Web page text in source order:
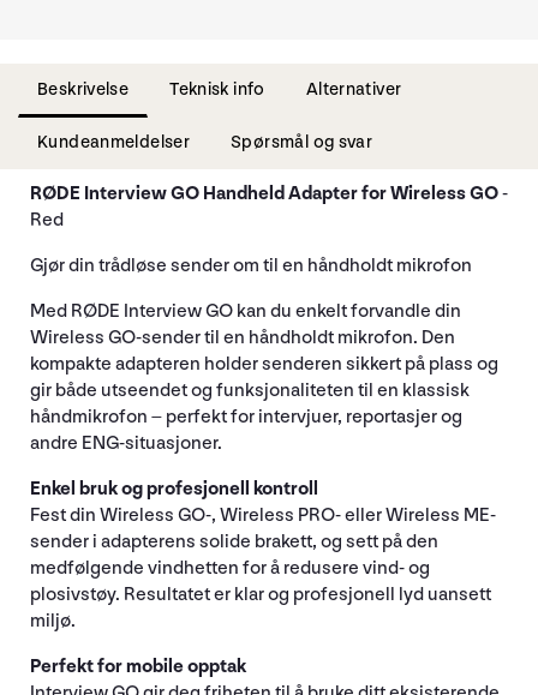
Beskrivelse Teknisk info Alternativer
Kundeanmeldelser Spørsmål og svar
RØDE Interview GO Handheld Adapter for Wireless GO-
Red
Gjør din trådløse sender om til en håndholdt mikrofon
Med RØDE Interview GO kan du enkelt forvandle din
Wireless GO-sender til en håndholdt mikrofon. Den
kompakte adapteren holder senderen sikkert på plass og
gir både utseendet og funksjonaliteten til en klassisk
håndmikrofon – perfekt for intervjuer, reportasjer og
andre ENG-situasjoner.
Enkel bruk og profesjonell kontroll
Fest din Wireless GO-, Wireless PRO- eller Wireless ME-
sender i adapterens solide brakett, og sett på den
medfølgende vindhetten for å redusere vind- og
plosivstøy. Resultatet er klar og profesjonell lyd uansett
miljø.
Perfekt for mobile opptak